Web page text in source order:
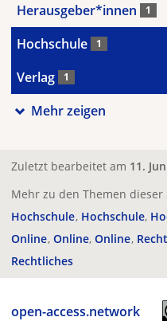
Herausgeber*innen 1
Hochschule 1
Verlag 1
Mehr zeigen
Zuletzt bearbeitet am 11.
Mehr zu den Themen dieser
Hochschule Hochschule
Online Online Online
Rechtliches
open-access.network